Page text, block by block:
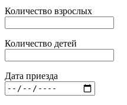
Количество взрослых
Количество детей
Дата приезда